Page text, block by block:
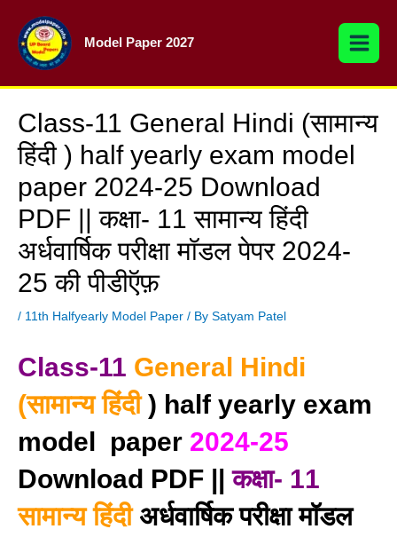
content
Model Paper 2027
Class-11 General Hindi (सामान्य
हिंदी ) half yearly exam model
paper 2024-25 Download
PDF || कक्षा- 11 सामान्य हिंदी
अर्धवार्षिक परीक्षा मॉडल पेपर 2024-
25 की पीडीऍफ़
/ 11th Halfyearly Model Paper / By Satyam Patel
Class-11 General Hindi
(सामान्य हिंदी) half yearly exam
model paper 2024-25
Download PDF ||कक्षा- 11
सामान्य हिंदीअर्धवार्षिक परीक्षा मॉडल